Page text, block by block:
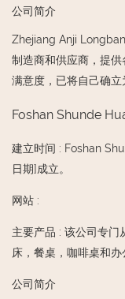
公司简介
Zhejiang Anji
制造商和供应商，提
满意度，已将自己确立
Foshan Shunde
建立时间 : Foshan
日期]成立。
网站 :
主要产品 : 该公司专门
床，餐桌，咖啡桌和办
公司简介